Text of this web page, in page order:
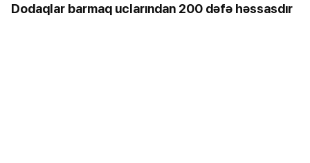
Dodaqlar barmaq uclarından 200 dəfə həssasdır